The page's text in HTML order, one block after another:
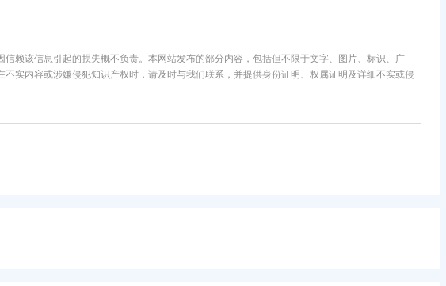
赖该信息引起的损失概不负责。本网站发布的部分内容，包括但不限于文字、图片、标识、广
实内容或涉嫌侵犯知识产权时，请及时与我们联系，并提供身份证明、权属证明及详细不实或侵